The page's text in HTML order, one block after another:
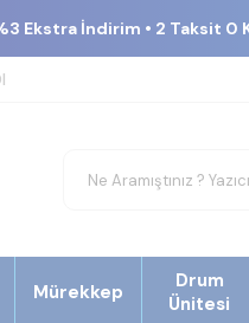
Ekstra İndirim • 2 Taksit 0
Mürekkep
Drum
Ünitesi